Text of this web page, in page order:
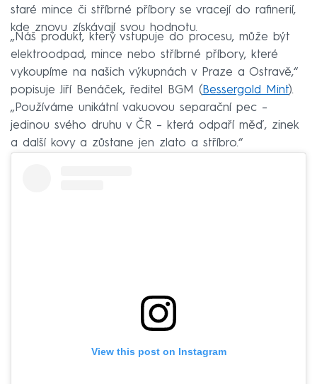
staré mince či stříbrné příbory se vracejí do rafinerií,
kde znovu získávají svou hodnotu.
„Náš produkt, který vstupuje do procesu, může být
elektroodpad, mince nebo stříbrné příbory, které
vykoupíme na našich výkupnách v Praze a Ostravě,“
popisuje Jiří Benáček, ředitel BGM (Bessergold Mint).
„Používáme unikátní vakuovou separační pec –
jedinou svého druhu v ČR – která odpaří měď, zinek
a další kovy a zůstane jen zlato a stříbro.“
View this post on Instagram